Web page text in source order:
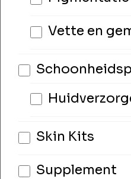
Vette en
Skin Kits
Supplement